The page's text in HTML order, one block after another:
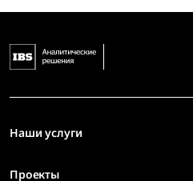
Наши услуги
Проекты